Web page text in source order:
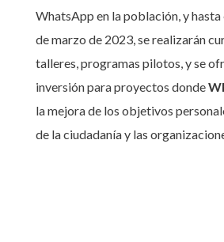
WhatsApp en la población, y
de marzo de 2023, se realizarán
talleres, programas pilotos, y se
inversión para proyectos donde
la mejora de los objetivos
de la ciudadanía y las